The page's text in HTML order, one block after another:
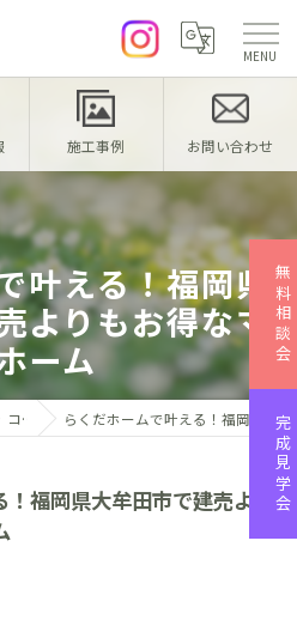
施工事例 お問い合わせ
叶える！福岡県
よりもお得なマ
ーム
コラム らくだホームで叶える！福岡県大牟田市で建売よりもお得なマイホーム
！福岡県大牟田市で建売よ
無料相談会
完成見学会